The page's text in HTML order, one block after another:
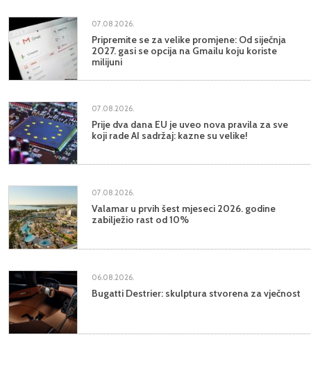
07.08.2026.
Pripremite se za velike promjene: Od siječnja
2027. gasi se opcija na Gmailu koju koriste
milijuni
07.08.2026.
Prije dva dana EU je uveo nova pravila za sve
koji rade AI sadržaj: kazne su velike!
07.08.2026.
Valamar u prvih šest mjeseci 2026. godine
zabilježio rast od 10%
06.08.2026.
Bugatti Destrier: skulptura stvorena za vječnost